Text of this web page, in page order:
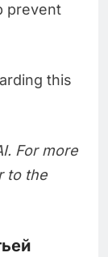
prevent
this
For more
to the